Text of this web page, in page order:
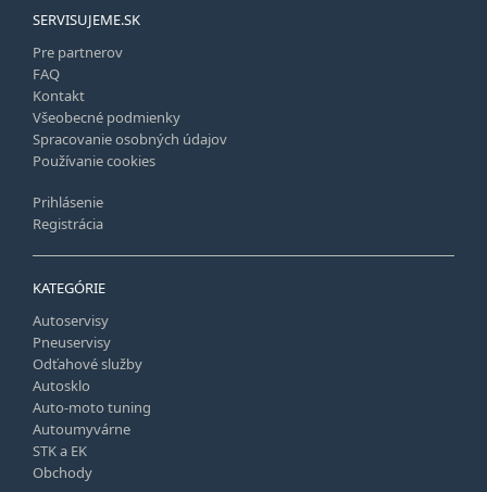
SERVISUJEME.SK
Pre partnerov
FAQ
Kontakt
Všeobecné podmienky
Spracovanie osobných údajov
Používanie cookies
Prihlásenie
Registrácia
KATEGÓRIE
Autoservisy
Pneuservisy
Odťahové služby
Autosklo
Auto-moto tuning
Autoumyvárne
STK a EK
Obchody